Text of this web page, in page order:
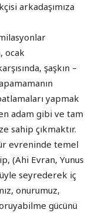
arkadaşımıza
ocak
şaşkın –
yapmak
adam gibi ve tam
sahip çıkmaktır.
evreninde temel
(Ahi Evran, Yunus
seyrederek iç
onurumuz,
gücünü